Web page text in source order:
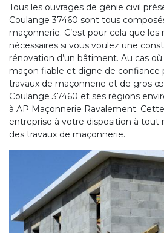
Tous les ouvrages de génie civil
Coulange 37460 sont tous
maçonnerie. C’est pour cela que
nécessaires si vous voulez une
rénovation d’un bâtiment. Au cas
maçon fiable et digne de confiance
travaux de maçonnerie et de gros
Coulange 37460 et ses régions
à AP Maçonnerie Ravalement.
entreprise à votre disposition à tout
des travaux de maçonnerie.